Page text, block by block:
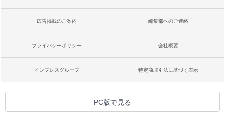
広告掲載のご案内 編集部へのご連絡
プライバシーポリシー 会社概要
インプレスグループ 特定商取引法に基づく表示
PC版で見る